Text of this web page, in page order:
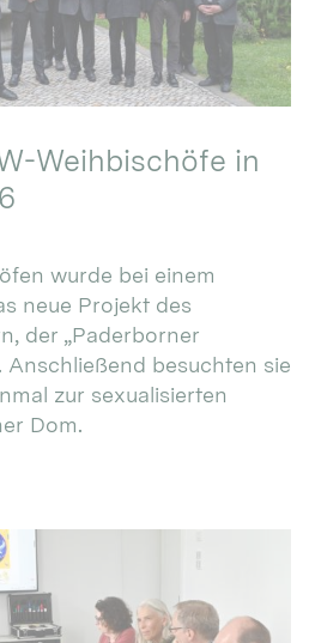
Weihbischöfe in
wurde bei einem
neue Projekt des
der „Paderborner
Anschließend besuchten sie
zur sexualisierten
Dom.